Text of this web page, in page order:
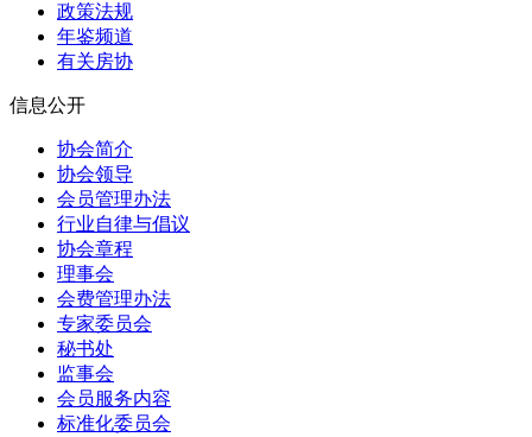
政策法规
年鉴频道
有关房协
信息公开
协会简介
协会领导
会员管理办法
行业自律与倡议
协会章程
理事会
会费管理办法
专家委员会
秘书处
监事会
会员服务内容
标准化委员会